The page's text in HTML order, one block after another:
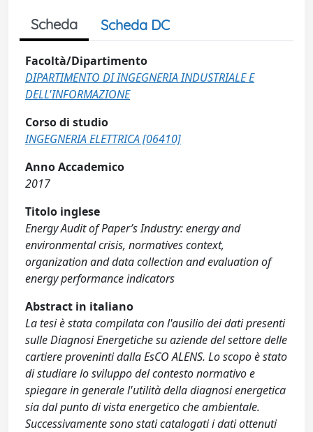
Scheda Scheda DC
Facoltà/Dipartimento
DIPARTIMENTO DI INGEGNERIA INDUSTRIALE E
DELL'INFORMAZIONE
Corso di studio
INGEGNERIA ELETTRICA [06410]
Anno Accademico
2017
Titolo inglese
Energy Audit of Paper’s Industry: energy and
environmental crisis, normatives context,
organization and data collection and evaluation of
energy performance indicators
Abstract in italiano
La tesi è stata compilata con l'ausilio dei dati presenti
sulle Diagnosi Energetiche su aziende del settore delle
cartiere proveninti dalla EsCO ALENS. Lo scopo è stato
di studiare lo sviluppo del contesto normativo e
spiegare in generale l'utilità della diagnosi energetica
sia dal punto di vista energetico che ambientale.
Successivamente sono stati catalogati i dati ottenuti